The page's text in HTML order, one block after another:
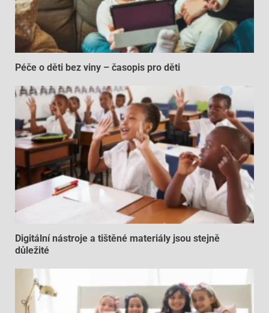
Péče o děti bez viny – časopis pro děti
Digitální nástroje a tištěné materiály jsou stejně
důležité